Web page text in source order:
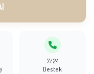
7/24
Destek